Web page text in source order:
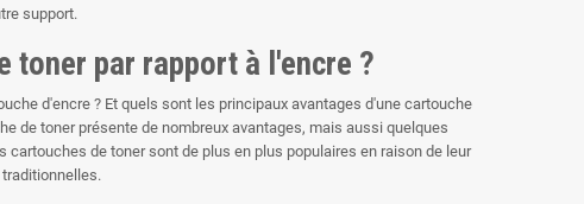
support.
toner par rapport à l'encre ?
d'encre ? Et quels sont les principaux avantages d'une cartouche
de toner présente de nombreux avantages, mais aussi quelques
de toner sont de plus en plus populaires en raison de leur